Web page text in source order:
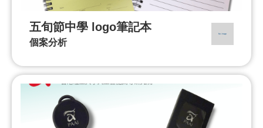
五旬節中學 logo筆記本
個案分析